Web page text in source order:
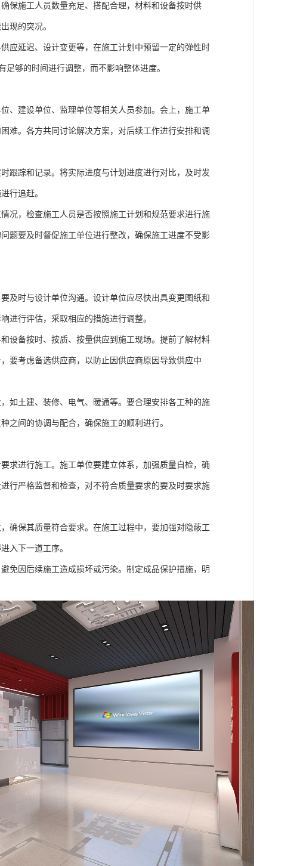
保施工人员数量充足、搭配合理，材料和设备按时供
现的突况。
应延迟、设计变更等，在施工计划中预留一定的弹性时
够的时间进行调整，而不影响整体进度。
、建设单位、监理单位等相关人员参加。会上，施工单
难。各方共同讨论解决方案，对后续工作进行安排和调
跟踪和记录。将实际进度与计划进度进行对比，及时发
行追赶。
况，检查施工人员是否按照施工计划和规范要求进行施
题要及时督促施工单位进行整改，确保施工进度不受影
及时与设计单位沟通。设计单位应尽快出具变更图纸和
进行评估，采取相应的措施进行调整。
设备按时、按质、按量供应到施工现场。提前了解材料
要考虑备选供应商，以防止因供应商原因导致供应中
如土建、装修、电气、暖通等。要合理安排各工种的施
之间的协调与配合，确保施工的顺利进行。
求进行施工。施工单位要建立体系，加强质量自检，确
行严格监督和检查，对不符合质量要求的要及时要求施
确保其质量符合要求。在施工过程中，要加强对隐蔽工
入下一道工序。
免因后续施工造成损坏或污染。制定成品保护措施，明